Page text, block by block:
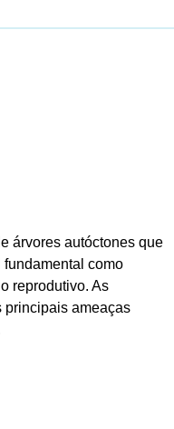
árvores autóctones que
como
reprodutivo. As
principais ameaças